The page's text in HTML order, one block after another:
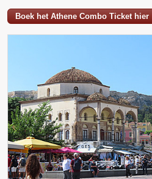
Boek het Athene Combo Ticket hier